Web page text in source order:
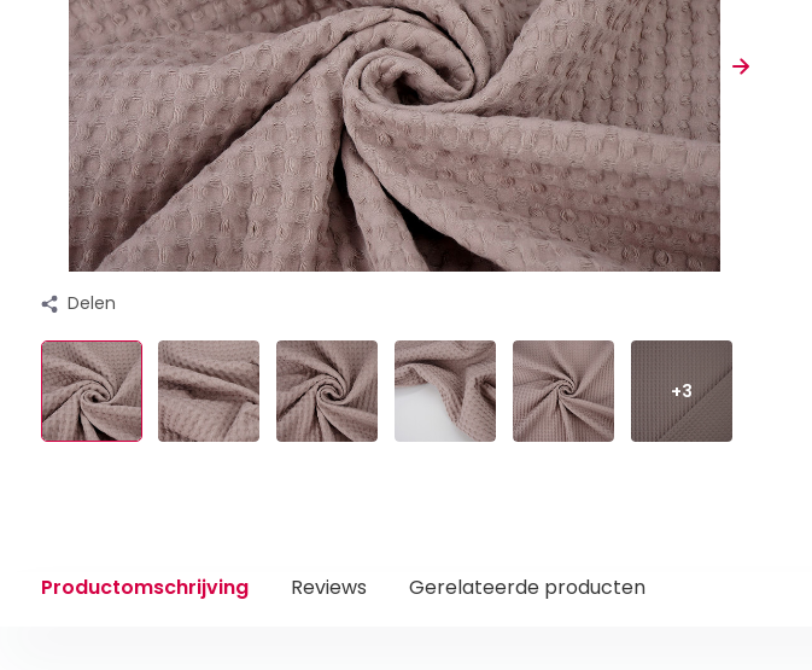
Delen
+3
Productomschrijving Reviews Gerelateerde producten